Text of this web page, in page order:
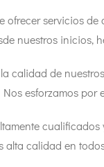
ofrecer servicios
nuestros
la calidad de
Nos esforzamos
alta calidad en